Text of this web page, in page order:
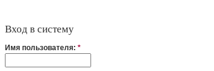
Вход в систему
Имя пользователя: *